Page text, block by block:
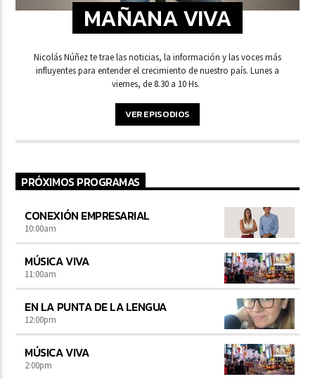
MAÑANA VIVA
Nicolás Núñez te trae las noticias, la información y las voces más
influyentes para entender el crecimiento de nuestro país. Lunes a
VER EPISODIOS
PRÓXIMOS PROGRAMAS
CONEXIÓN EMPRESARIAL
10:00am
MÚSICA VIVA
11:00am
EN LA PUNTA DE LA LENGUA
12:00pm
MÚSICA VIVA
2:00pm